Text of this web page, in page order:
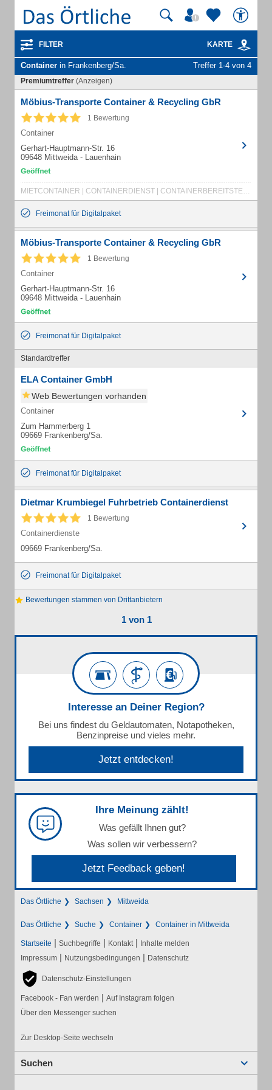
FILTER KARTE
Container in Frankenberg/Sa. Treffer 1-4 von 4
Premiumtreffer (Anzeigen)
Möbius-Transporte Container & Recycling GbR
1 Bewertung
Container
Gerhart-Hauptmann-Str. 16
09648 Mittweida - Lauenhain
MIETCONTAINER | CONTAINERDIENST | CONTAINERBEREITSTELLUNG | CONTAINERAUFSTELLUNGEN | CONTAINER | TRANSPORTE | SCHÜTTGUTTRANSPORTE | RECYCLING | MÖBELTRANSPORTE | SCHÜTTGUTTRANSPORT | BAUSTELLENCONTAINER | BAUCONTAINER
Freimonat für Digitalpaket
Möbius-Transporte Container & Recycling GbR
1 Bewertung
Container
Gerhart-Hauptmann-Str. 16
09648 Mittweida - Lauenhain
Freimonat für Digitalpaket
Standardtreffer
ELA Container GmbH
Web Bewertungen vorhanden
Container
Zum Hammerberg 1
09669 Frankenberg/Sa.
Freimonat für Digitalpaket
Dietmar Krumbiegel Fuhrbetrieb Containerdienst
1 Bewertung
Containerdienste
09669 Frankenberg/Sa.
Freimonat für Digitalpaket
Bewertungen stammen von Drittanbietern
1 von 1
Interesse an Deiner Region?
Bei uns findest du Geldautomaten, Notapotheken,
Benzinpreise und vieles mehr.
Jetzt entdecken!
Ihre Meinung zählt!
Was gefällt Ihnen gut?
Was sollen wir verbessern?
Jetzt Feedback geben!
Das Örtliche Sachsen Mittweida
Das Örtliche Suche Container Container in Mittweida
Startseite | Suchbegriffe | Kontakt | Inhalte melden
Impressum | Nutzungsbedingungen | Datenschutz
Datenschutz-Einstellungen
Facebook - Fan werden | Auf Instagram folgen
Über den Messenger suchen
Zur Desktop-Seite wechseln
Suchen